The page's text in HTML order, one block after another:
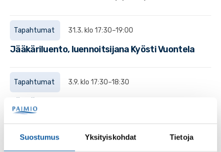
Suostumus Yksityiskohdat Tietoja
Tapahtumat 31.3. klo 17:30–19:00
Jääkäriluento, luennoitsijana Kyösti Vuontela
Tapahtumat 3.9. klo 17:30–18:30
Sähkösopimukset ja kulutuksen ajoittaminen
-luento
aiheuttaa hämmennystä kuluttajissa. Etenkin tällä
hetkellä markkinoille tullut hybridisopimus...